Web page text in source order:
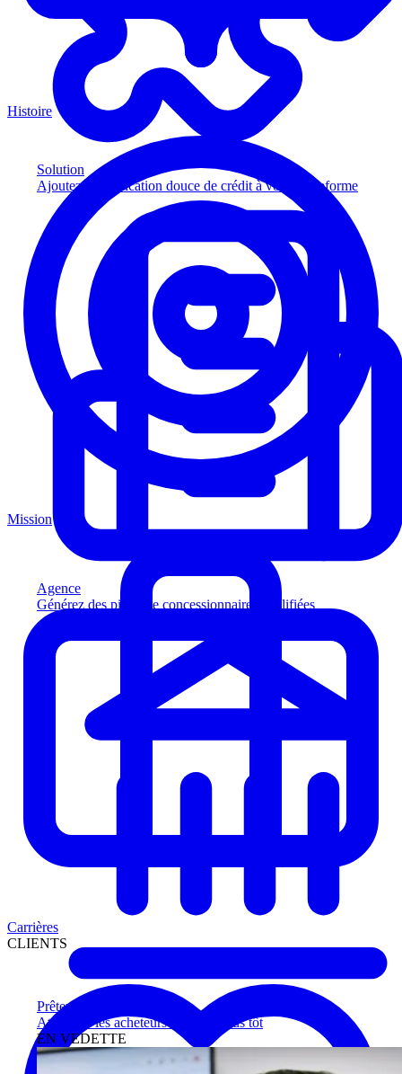
Solution
Ajoutez la vérification douce de crédit à votre plateforme
Agence
Générez des pistes de concessionnaires qualifiées
Prêteurs
Atteignez les acheteurs qualifiés plus tôt
EN VEDETTE
Histoire
Mission
Carrières
CLIENTS